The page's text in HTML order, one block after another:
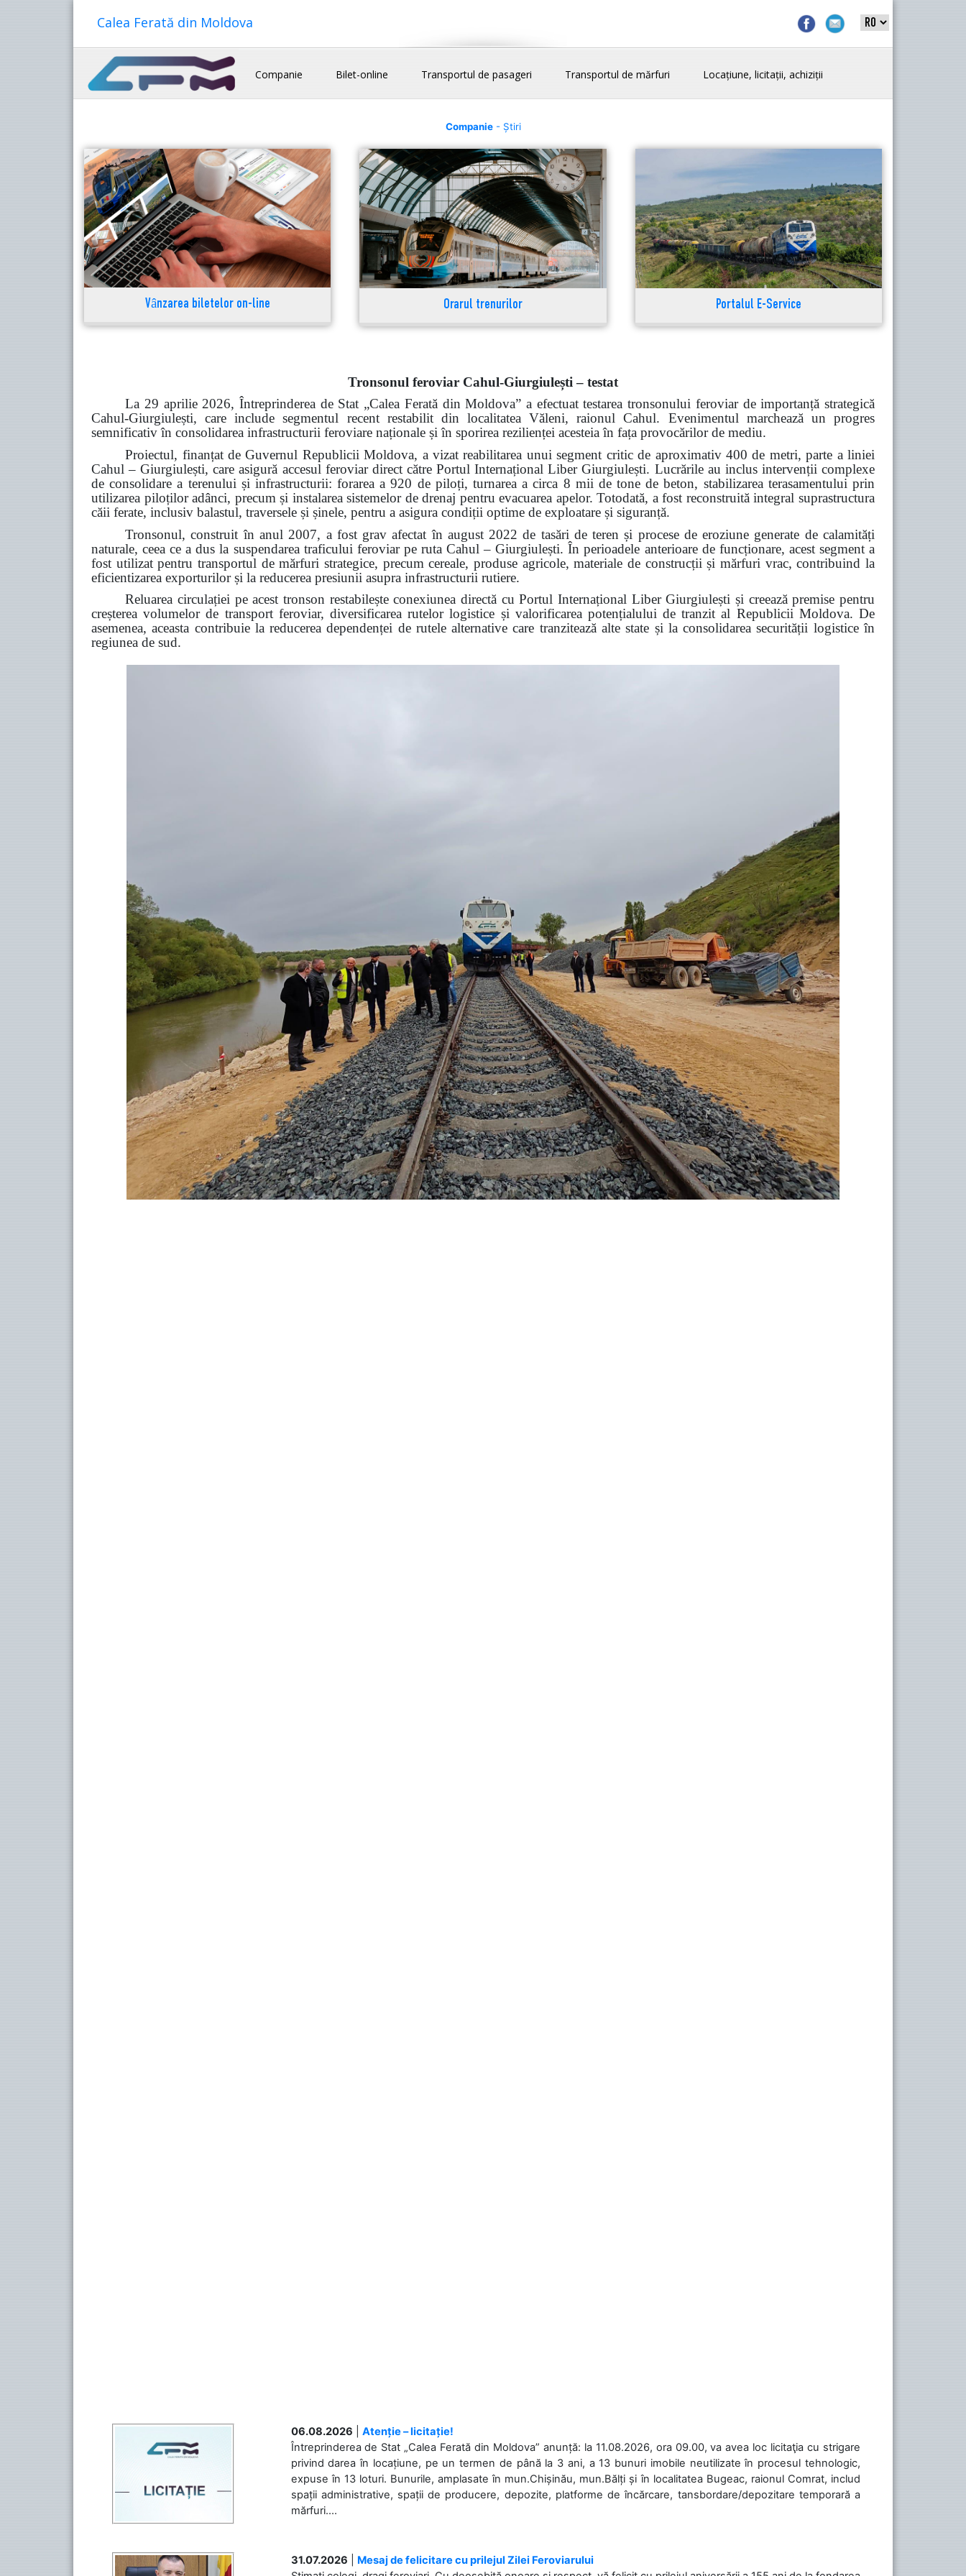
Calea Ferată din Moldova
Companie Bilet-online Transportul de pasageri Transportul de mărfuri Locațiune, licitații, achiziții
Companie- Știri
Vânzarea biletelor on-line Orarul trenurilor Portalul E-Service
Tronsonul feroviar Cahul-Giurgiulești – testat
La 29 aprilie 2026, Întreprinderea de Stat „Calea Ferată din Moldova” a efectuat testarea tronsonului feroviar de importanță strategică
Cahul-Giurgiulești, care include segmentul recent restabilit din localitatea Văleni, raionul Cahul. Evenimentul marchează un progres
semnificativ în consolidarea infrastructurii feroviare naționale și în sporirea rezilienței acesteia în fața provocărilor de mediu.
Proiectul, finanțat de Guvernul Republicii Moldova, a vizat reabilitarea unui segment critic de aproximativ 400 de metri, parte a liniei
Cahul – Giurgiulești, care asigură accesul feroviar direct către Portul Internațional Liber Giurgiulești. Lucrările au inclus intervenții complexe
de consolidare a terenului și infrastructurii: forarea a 920 de piloți, turnarea a circa 8 mii de tone de beton, stabilizarea terasamentului prin
utilizarea piloților adânci, precum și instalarea sistemelor de drenaj pentru evacuarea apelor. Totodată, a fost reconstruită integral suprastructura
căii ferate, inclusiv balastul, traversele și șinele, pentru a asigura condiții optime de exploatare și siguranță.
Tronsonul, construit în anul 2007, a fost grav afectat în august 2022 de tasări de teren și procese de eroziune generate de calamități
naturale, ceea ce a dus la suspendarea traficului feroviar pe ruta Cahul – Giurgiulești. În perioadele anterioare de funcționare, acest segment a
fost utilizat pentru transportul de mărfuri strategice, precum cereale, produse agricole, materiale de construcții și mărfuri vrac, contribuind la
eficientizarea exporturilor și la reducerea presiunii asupra infrastructurii rutiere.
Reluarea circulației pe acest tronson restabilește conexiunea directă cu Portul Internațional Liber Giurgiulești și creează premise pentru
creșterea volumelor de transport feroviar, diversificarea rutelor logistice și valorificarea potențialului de tranzit al Republicii Moldova. De
asemenea, aceasta contribuie la reducerea dependenței de rutele alternative care tranzitează alte state și la consolidarea securității logistice în
regiunea de sud.
06.08.2026
Atenție – licitație!
Întreprinderea de Stat „Calea Ferată din Moldova” anunță: la 11.08.2026, ora 09.00, va avea loc licitaţia cu strigare
privind darea în locațiune, pe un termen de până la 3 ani, a 13 bunuri imobile neutilizate în procesul tehnologic,
expuse în 13 loturi. Bunurile, amplasate în mun.Chișinău, mun.Bălți și în localitatea Bugeac, raionul Comrat, includ
spații administrative, spații de producere, depozite, platforme de încărcare, tansbordare/depozitare temporară a
mărfuri....
31.07.2026
Mesaj de felicitare cu prilejul Zilei Feroviarului